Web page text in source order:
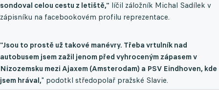
sondoval celou cestu z letiště," líčil záložník Michal Sadílek v
zápisníku na facebookovém profilu reprezentace.
"Jsou to prostě už takové manévry. Třeba vrtulník nad
autobusem jsem zažil jenom před vyhroceným zápasem v
Nizozemsku mezi Ajaxem (Amsterodam) a PSV Eindhoven, kde
jsem hrával," podotkl středopolař pražské Slavie.